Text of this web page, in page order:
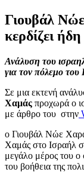
Γιουβάλ
κερδίζει
Ανάλυση του
για τον πόλεμο
Σε μια εκτενή
Χαμάς προχωρά ο
με άρθρο του στην
ο Γιουβάλ Νώε
Χαμάς στο Ισραήλ
μεγάλο μέρος του ο
του βοήθεια της